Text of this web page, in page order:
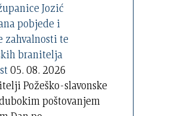
05. 08. 2026
Požeško-slavonske
poštovanjem